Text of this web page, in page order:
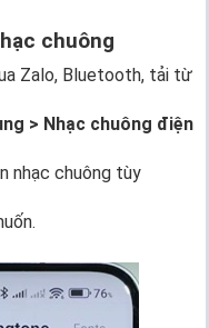
chuông
Zalo, Bluetooth, tải từ
> Nhạc chuông điện
nhạc chuông tùy